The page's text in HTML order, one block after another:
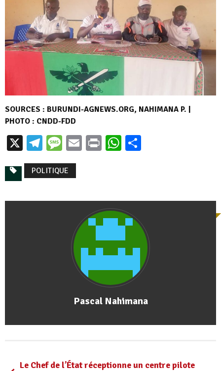
SOURCES : BURUNDI-AGNEWS.ORG, NAHIMANA P. |
PHOTO : CNDD-FDD
X Telegram
Message
EmailPrintWhatsApp
POLITIQUE
Pascal Nahimana
Le Chef de l’État réceptionne un centre pilote